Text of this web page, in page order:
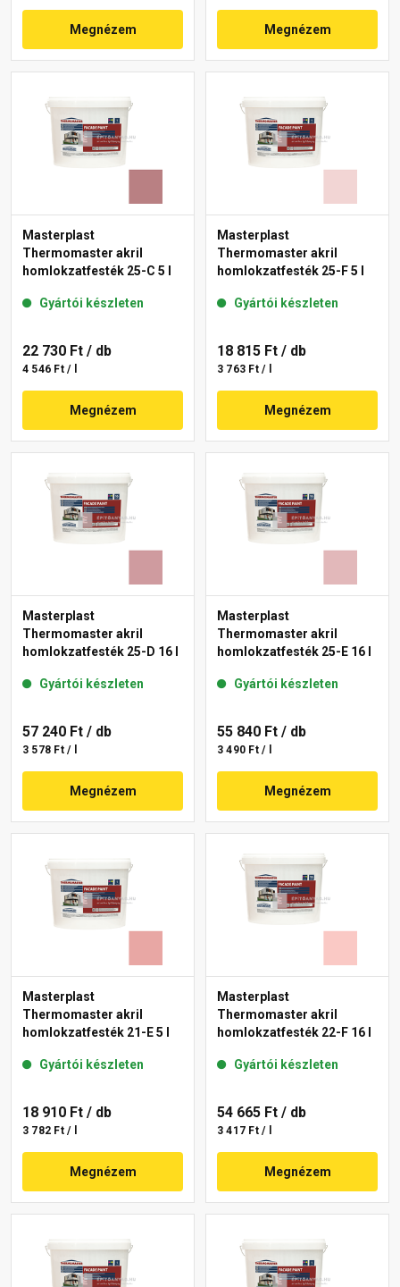
Megnézem Megnézem
Masterplast
Thermomaster akril
homlokzatfesték 25-C 5 l
Gyártói készleten
22 730 Ft / db
4 546 Ft / l
Megnézem
Masterplast
Thermomaster akril
homlokzatfesték 25-F 5 l
Gyártói készleten
18 815 Ft / db
3 763 Ft / l
Megnézem
Masterplast
Thermomaster akril
homlokzatfesték 25-D 16 l
Gyártói készleten
57 240 Ft / db
3 578 Ft / l
Megnézem
Masterplast
Thermomaster akril
homlokzatfesték 25-E 16 l
Gyártói készleten
55 840 Ft / db
3 490 Ft / l
Megnézem
Masterplast
Thermomaster akril
homlokzatfesték 21-E 5 l
Gyártói készleten
18 910 Ft / db
3 782 Ft / l
Megnézem
Masterplast
Thermomaster akril
homlokzatfesték 22-F 16 l
Gyártói készleten
54 665 Ft / db
3 417 Ft / l
Megnézem